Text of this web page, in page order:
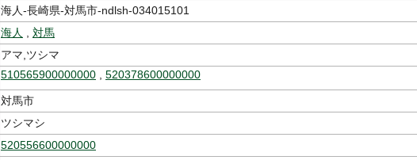
海人-長崎県-対馬市-ndlsh-034015101
海人
対馬
アマ,ツシマ
510565900000000 520378600000000
対馬市
ツシマシ
520556600000000